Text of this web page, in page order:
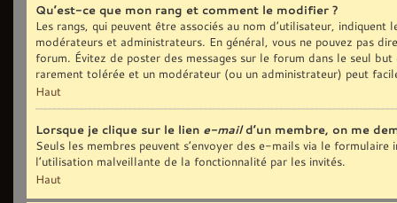
Qu’est-ce que mon rang et comment le modifier ?
Les rangs, qui peuvent être associés au nom d’utilisateur,
modérateurs et administrateurs. En général, vous ne pouvez pas
forum. Évitez de poster des messages sur le forum dans le seul
rarement tolérée et un modérateur (ou un administrateur) peut
Haut
Lorsque je clique sur le lien e-maild’un membre, on me
Seuls les membres peuvent s’envoyer des e-mails via le
l’utilisation malveillante de la fonctionnalité par les invités.
Haut